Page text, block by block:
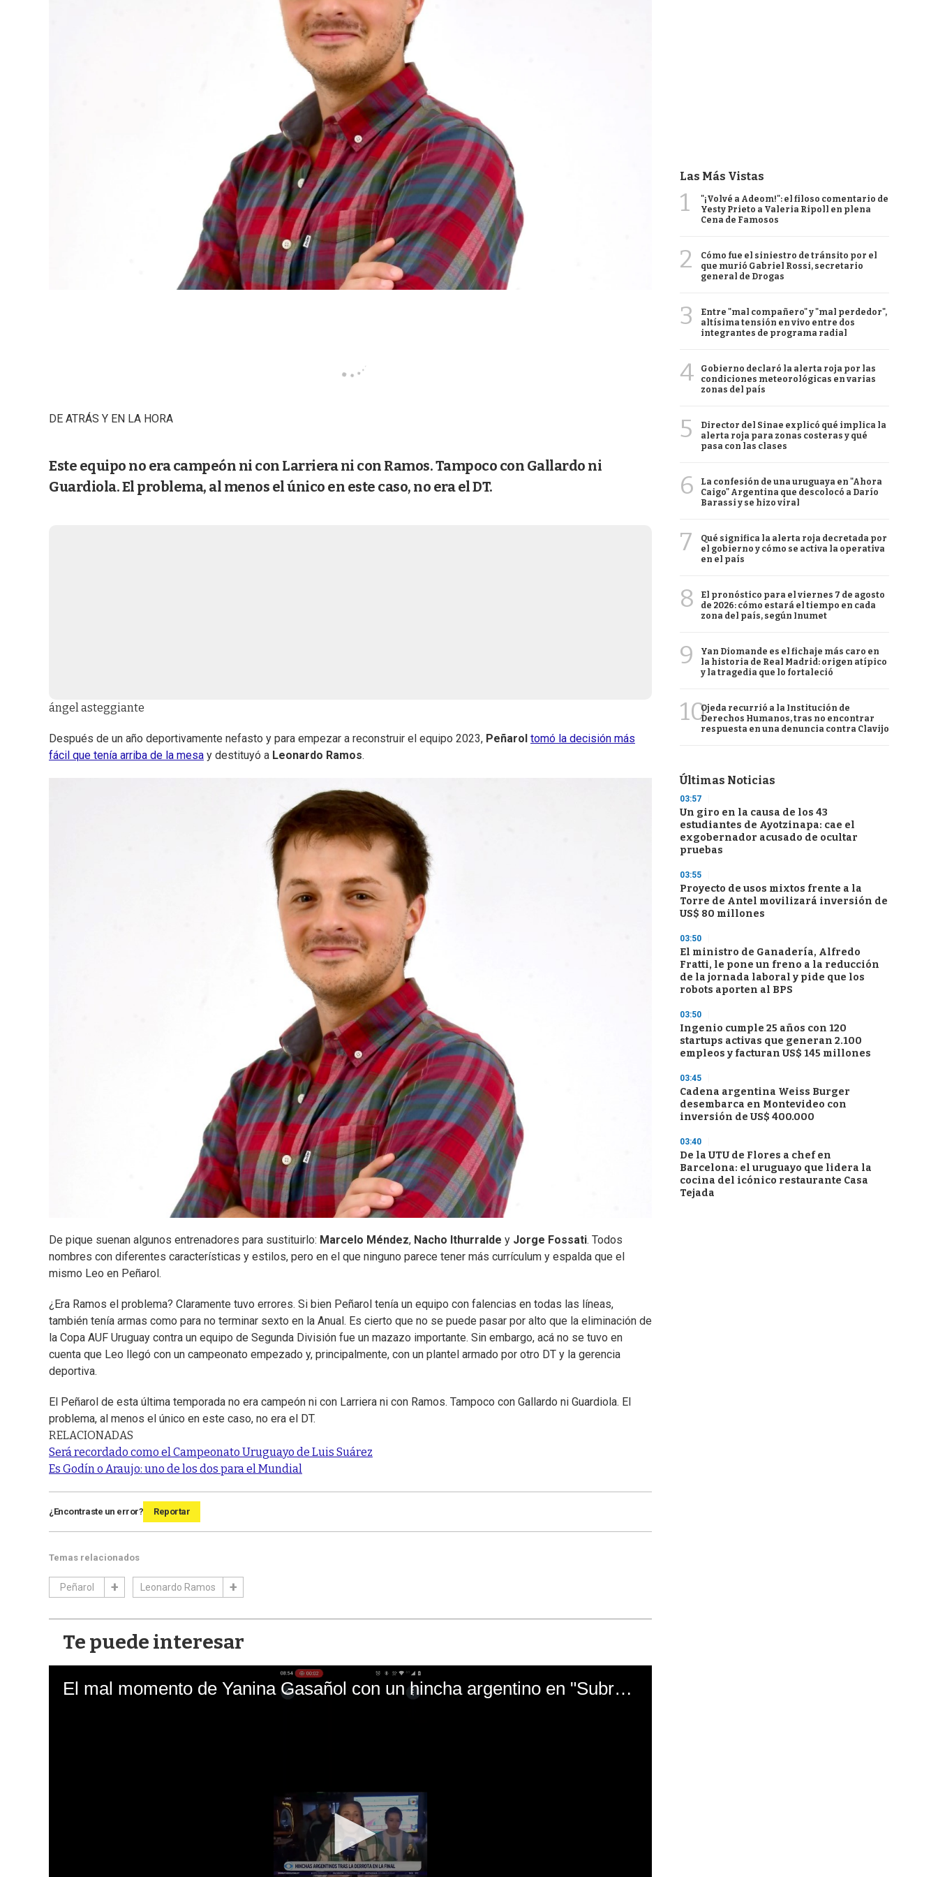
DE ATRÁS Y EN LA HORA
Este equipo no era campeón ni con Larriera ni con Ramos. Tampoco con Gallardo ni
Guardiola. El problema, al menos el único en este caso, no era el DT.
ángel asteggiante
Después de un año deportivamente nefasto y para empezar a reconstruir el equipo 2023, Peñarol tomó la decisión más
fácil que tenía arriba de la mesa y destituyó a Leonardo Ramos.
De pique suenan algunos entrenadores para sustituirlo: Marcelo Méndez, Nacho Ithurralde y Jorge Fossati. Todos
nombres con diferentes características y estilos, pero en el que ninguno parece tener más currículum y espalda que el
mismo Leo en Peñarol.
¿Era Ramos el problema? Claramente tuvo errores. Si bien Peñarol tenía un equipo con falencias en todas las líneas,
también tenía armas como para no terminar sexto en la Anual. Es cierto que no se puede pasar por alto que la eliminación de
la Copa AUF Uruguay contra un equipo de Segunda División fue un mazazo importante. Sin embargo, acá no se tuvo en
cuenta que Leo llegó con un campeonato empezado y, principalmente, con un plantel armado por otro DT y la gerencia
deportiva.
El Peñarol de esta última temporada no era campeón ni con Larriera ni con Ramos. Tampoco con Gallardo ni Guardiola. El
problema, al menos el único en este caso, no era el DT.
RELACIONADAS
Será recordado como el Campeonato Uruguayo de Luis Suárez
Es Godín o Araujo: uno de los dos para el Mundial
¿Encontraste un error? Reportar
Temas relacionados
Peñarol Leonardo Ramos
Te puede interesar
El mal momento de Yanina Gasañol con un hincha argentino en "Subrayado"
Las Más Vistas
1
"¡Volvé a Adeom!": el filoso comentario de
Yesty Prieto a Valeria Ripoll en plena
Cena de Famosos
2
Cómo fue el siniestro de tránsito por el
que murió Gabriel Rossi, secretario
general de Drogas
3
Entre "mal compañero" y "mal perdedor",
altísima tensión en vivo entre dos
integrantes de programa radial
4
Gobierno declaró la alerta roja por las
condiciones meteorológicas en varias
zonas del país
5
Director del Sinae explicó qué implica la
alerta roja para zonas costeras y qué
pasa con las clases
6
La confesión de una uruguaya en "Ahora
Caigo" Argentina que descolocó a Darío
Barassi y se hizo viral
7
Qué significa la alerta roja decretada por
el gobierno y cómo se activa la operativa
en el país
8
El pronóstico para el viernes 7 de agosto
de 2026: cómo estará el tiempo en cada
zona del país, según Inumet
9
Yan Diomande es el fichaje más caro en
la historia de Real Madrid: origen atípico
y la tragedia que lo fortaleció
10Ojeda recurrió a la Institución de
Derechos Humanos, tras no encontrar
respuesta en una denuncia contra Clavijo
Últimas Noticias
03:57
Un giro en la causa de los 43
estudiantes de Ayotzinapa: cae el
exgobernador acusado de ocultar
pruebas
03:55
Proyecto de usos mixtos frente a la
Torre de Antel movilizará inversión de
US$ 80 millones
03:50
El ministro de Ganadería, Alfredo
Fratti, le pone un freno a la reducción
de la jornada laboral y pide que los
robots aporten al BPS
03:50
Ingenio cumple 25 años con 120
startups activas que generan 2.100
empleos y facturan US$ 145 millones
03:45
Cadena argentina Weiss Burger
desembarca en Montevideo con
inversión de US$ 400.000
03:40
De la UTU de Flores a chef en
Barcelona: el uruguayo que lidera la
cocina del icónico restaurante Casa
Tejada